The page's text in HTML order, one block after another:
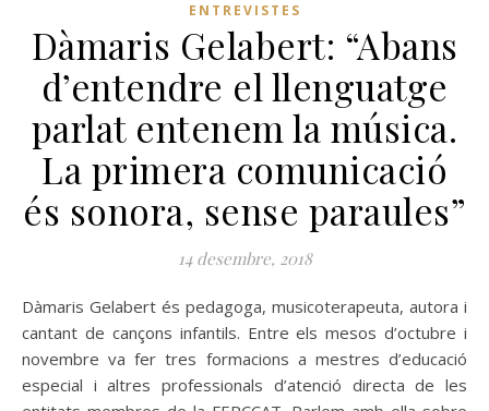
ENTREVISTES
Dàmaris Gelabert: “Abans
d’entendre el llenguatge
parlat entenem la música.
La primera comunicació
és sonora, sense paraules”
14 desembre, 2018
Dàmaris Gelabert és pedagoga, musicoterapeuta, autora i
cantant de cançons infantils. Entre els mesos d’octubre i
novembre va fer tres formacions a mestres d’educació
especial i altres professionals d’atenció directa de les